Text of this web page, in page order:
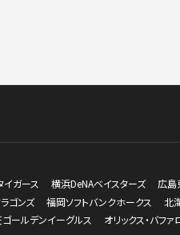
イガース 横浜DeNAベイスターズ
広島
ゴンズ 福岡ソフトバンクホークス
北
ールデンイーグルス オリックス・バファ